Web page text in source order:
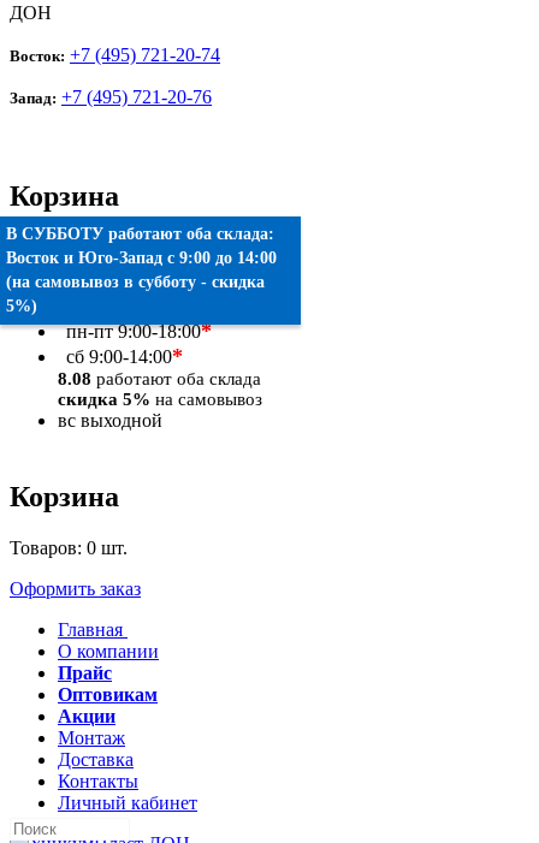
ДОН
Восток: +7 (495) 721-20-74
Запад: +7 (495) 721-20-76
Корзина
Товаров:0 шт.
Оформить заказ
пн-пт9:00-18:00*
сб 9:00-14:00*
8.08 работают оба склада
скидка 5% на самовывоз
вс выходной
Корзина
Товаров: 0 шт.
Оформить заказ
Главная
О компании
Прайс
Оптовикам
Акции
Монтаж
Доставка
Контакты
Личный кабинет
В СУББОТУ работают оба склада:
Восток и Юго-Запад c 9:00 до 14:00
(на самовывоз в субботу - скидка
5%)